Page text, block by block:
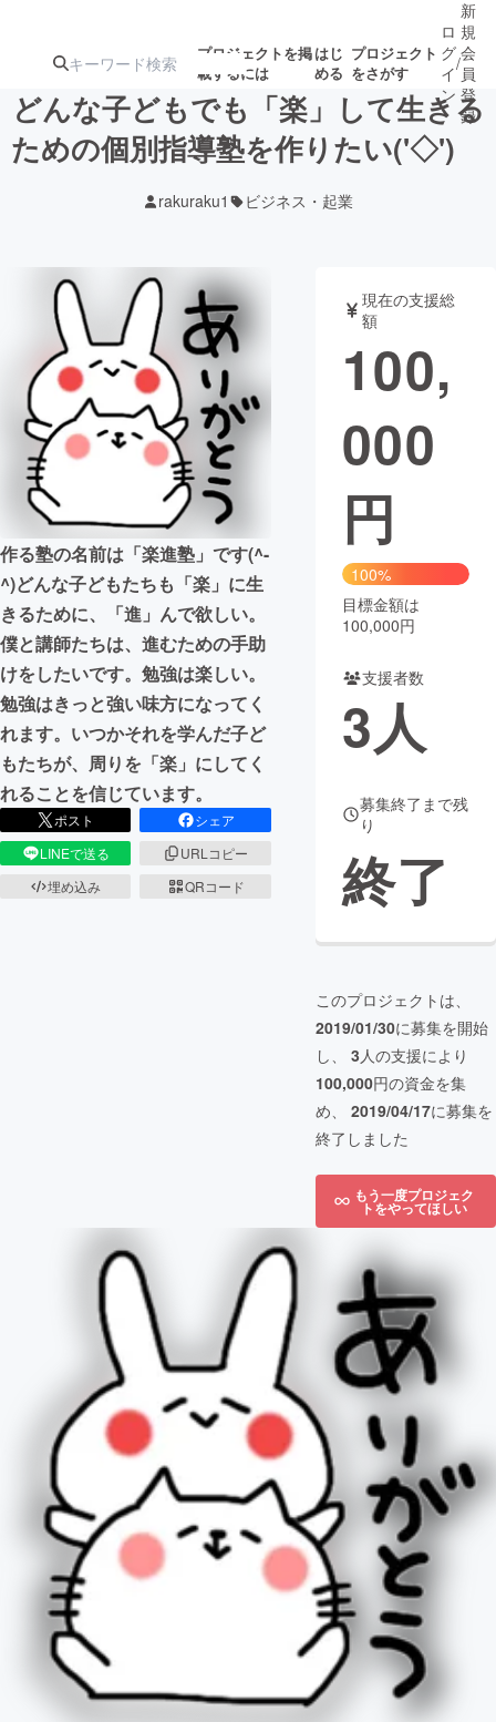
プロジェクトを掲
載するには
はじ
める
プロジェクト
をさがす
ジェクト
募集終了が近いプ
ロジェクト
アート・写真 音楽
テクノロジー・ガジェット ゲーム・サ
映像・映画
ビジネス・起業
まちづくり・地域活性化
CAMPFIRE for Social Good
CAMPFIRE Creation
CAMPFIREふるさと納税machi-ya コミュニティ
ロ
グ
イ
ン
/
新
規
会
員
登
録
どんな子どもでも「楽」して生きる
ための個別指導塾を作りたい('◇')ゞ
rakuraku1 ビジネス・起業
作る塾の名前は「楽進塾」です(^-
^)どんな子どもたちも「楽」に生
きるために、「進」んで欲しい。
僕と講師たちは、進むための手助
けをしたいです。勉強は楽しい。
勉強はきっと強い味方になってく
れます。いつかそれを学んだ子ど
もたちが、周りを「楽」にしてく
れることを信じています。
ポスト
シェア
LINEで送る
URLコピー
埋め込み
QRコード
現在の支援総
額
100,
000
円
100%
目標金額は
100,000円
支援者数
3人
募集終了まで残
り
終了
このプロジェクトは、
2019/01/30に募集を開始
し、 3人の支援により
100,000円の資金を集
め、 2019/04/17に募集を
終了しました
もう一度プロジェク
トをやってほしい